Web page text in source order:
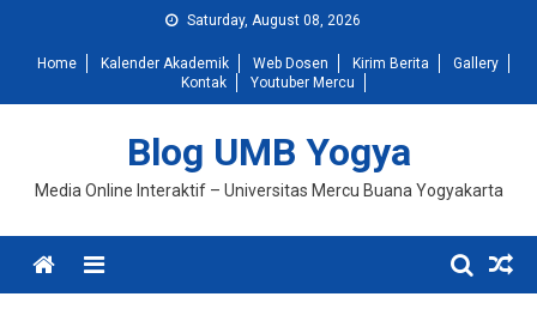
content
Saturday, August 08, 2026
Home Kalender Akademik Web Dosen Kirim Berita
Gallery
Kontak
Youtuber Mercu
Blog UMB Yogya
Media Online Interaktif – Universitas Mercu Buana Yogyakarta
Menu